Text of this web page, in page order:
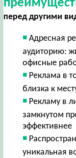
перед другими
Адресная
аудиторию:
офисные
Реклама в
близка к
Рекламу в
замкнутом
эффективнее
уникальная